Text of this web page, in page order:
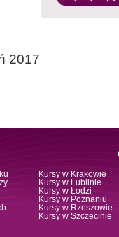
2017
Kursy w Krakowie
Kursy w Lublinie
Kursy w Łodzi
Kursy w Poznaniu
Kursy w Rzeszowie
Kursy w Szczecinie